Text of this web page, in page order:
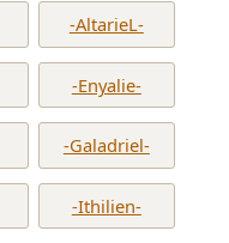
-AltarieL-
-Enyalie-
-Galadriel-
-Ithilien-